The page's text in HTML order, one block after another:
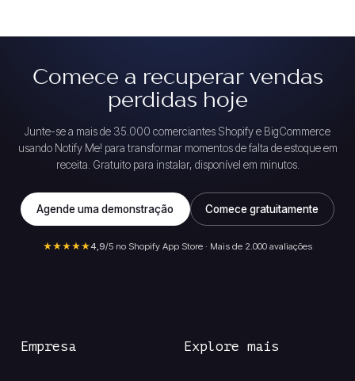
Comece a recuperar vendas
perdidas hoje
Junte-se a mais de 35.000 comerciantes Shopify e BigCommerce
usando Notify Me! para transformar momentos de falta de estoque em
receita. Gratuito para instalar, disponível em minutos.
Agende uma demonstração Comece gratuitamente
★★★★★4,9/5 no Shopify App Store · Mais de 2.000 avaliações
Empresa Explore mais